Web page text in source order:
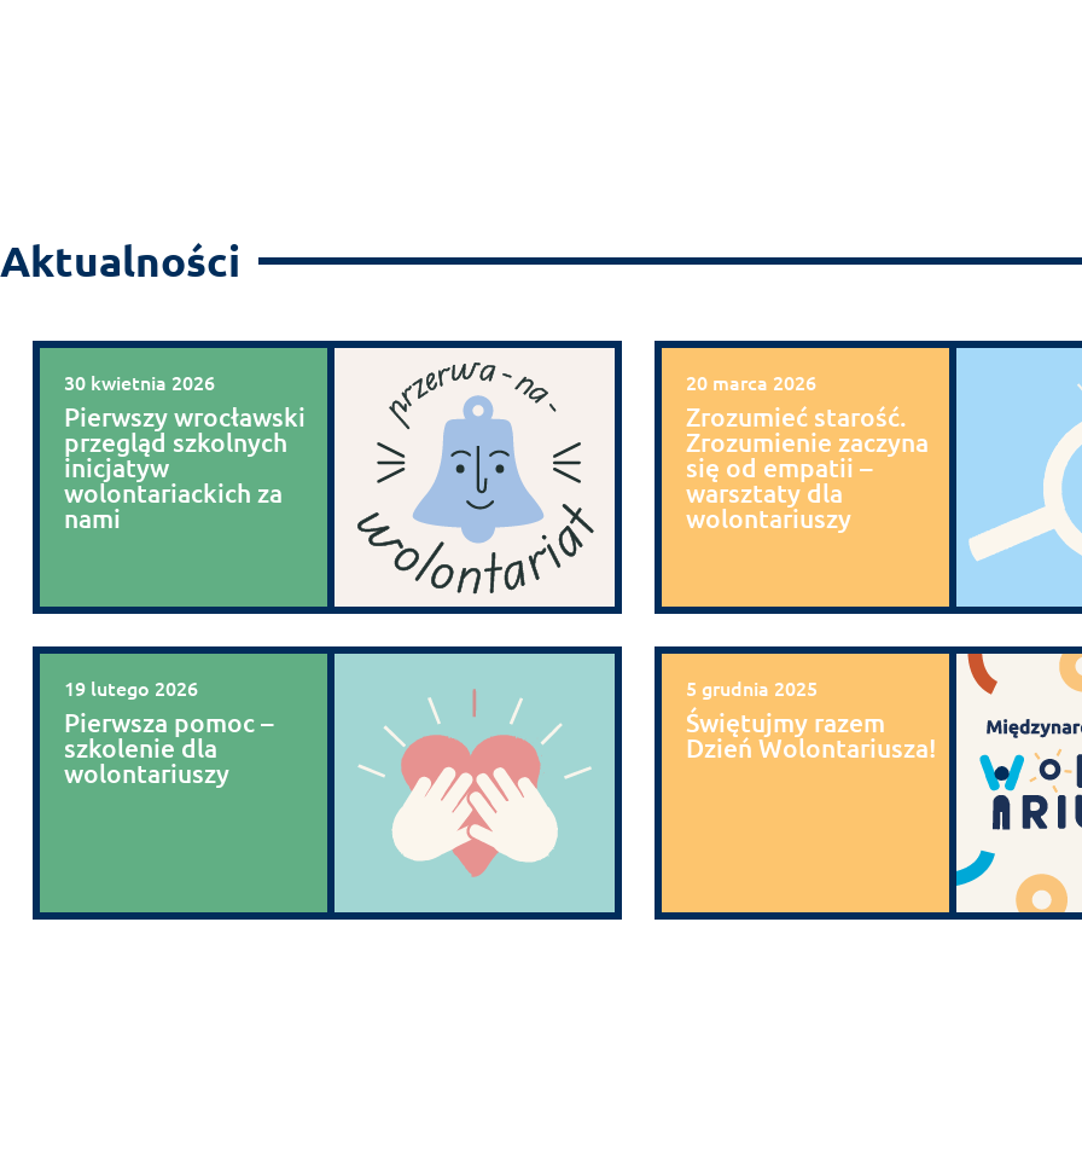
Aktualności
30 kwietnia 2026
Pierwszy wrocławski
przegląd szkolnych
inicjatyw
wolontariackich za
nami
20 marca 2026
Zrozumieć starość.
Zrozumienie zaczyna
się od empatii –
warsztaty dla
wolontariuszy
19 lutego 2026
Pierwsza pomoc –
szkolenie dla
wolontariuszy
5 grudnia 2025
Świętujmy razem
Dzień Wolontariusza!